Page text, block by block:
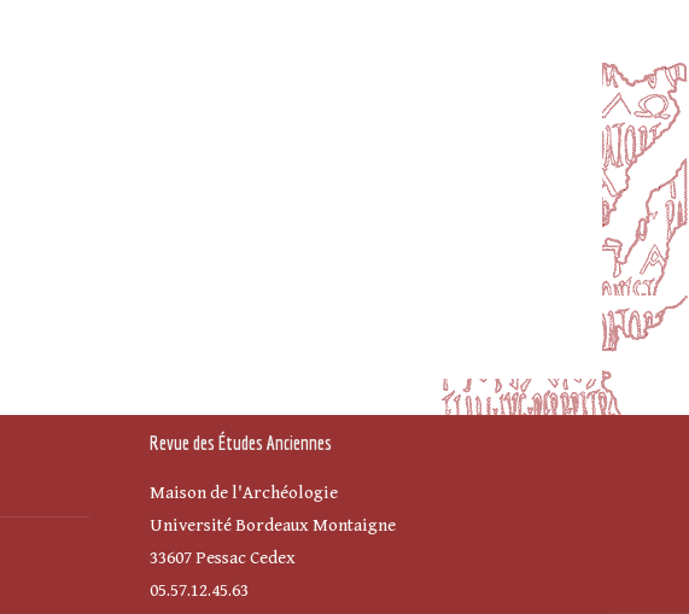
Revue des Études Anciennes
Maison de l'Archéologie
Université Bordeaux Montaigne
33607 Pessac Cedex
05.57.12.45.63